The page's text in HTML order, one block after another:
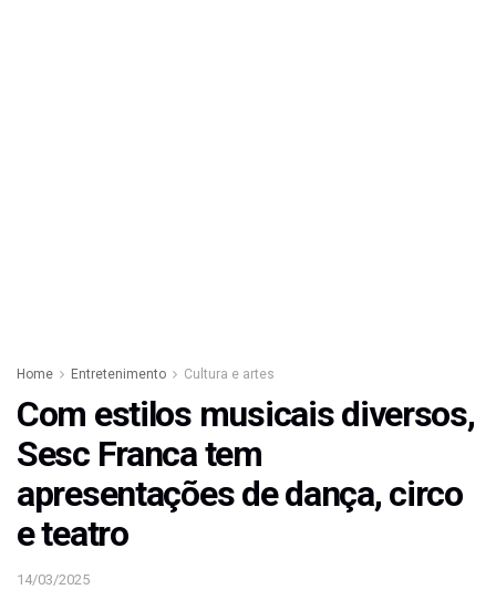
Home Entretenimento Cultura e artes
Com estilos musicais diversos,
Sesc Franca tem
apresentações de dança, circo
e teatro
14/03/2025